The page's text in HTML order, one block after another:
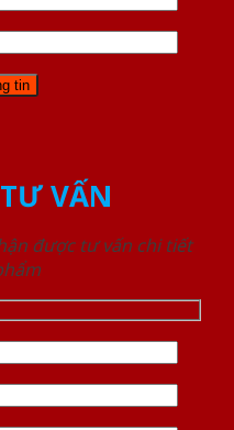
VẤN
được tư vấn chi tiết